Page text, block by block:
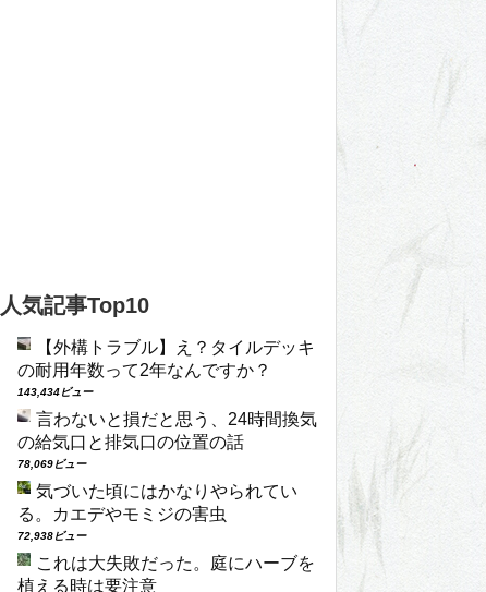
人気記事Top10
【外構トラブル】え？タイルデッキ
の耐用年数って2年なんですか？
143,434ビュー
言わないと損だと思う、24時間換気
の給気口と排気口の位置の話
78,069ビュー
気づいた頃にはかなりやられてい
る。カエデやモミジの害虫
72,938ビュー
これは大失敗だった。庭にハーブを
植える時は要注意